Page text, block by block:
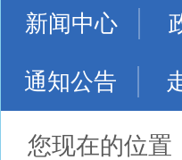
新闻中心
通知公告
您现在的位置